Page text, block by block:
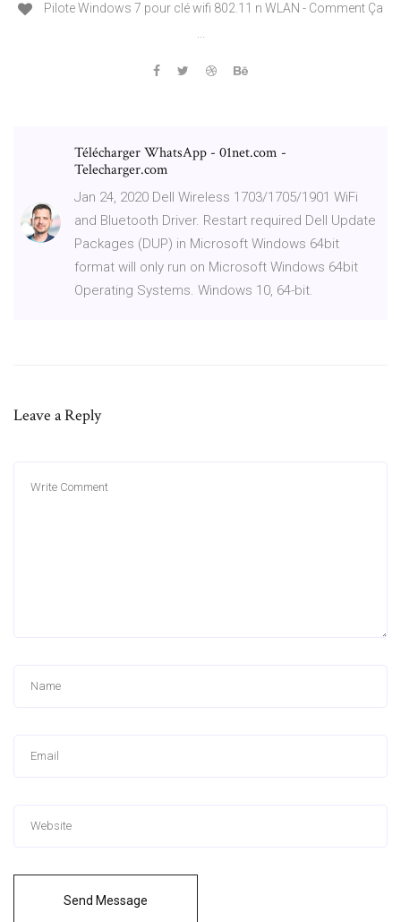
Pilote Windows 7 pour clé wifi 802.11 n WLAN - Comment Ça
Télécharger WhatsApp - 01net.com -
Telecharger.com
Jan 24, 2020 Dell Wireless 1703/1705/1901 WiFi
and Bluetooth Driver. Restart required Dell Update
Packages (DUP) in Microsoft Windows 64bit
format will only run on Microsoft Windows 64bit
Operating Systems. Windows 10, 64-bit.
Leave a Reply
Send Message